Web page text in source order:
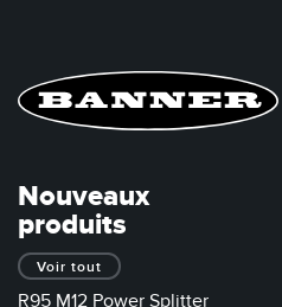
Nouveaux
produits
Voir tout
R95 M12 Power Splitter